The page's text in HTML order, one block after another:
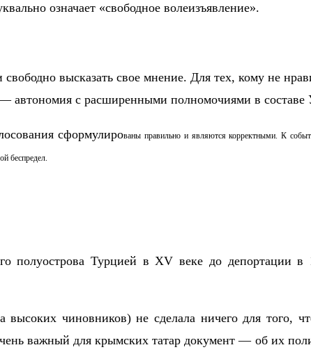
означает «свободное волеизъявление».
высказать свое мнение. Для тех, кому не
автономия с расширенными полномочиями в составе
сформулированы правильно и являются корректными. К
беспредел.
полуострова Турцией в XV веке до депортации в
чиновников) не сделала ничего для того,
важный для крымских татар документ — об их